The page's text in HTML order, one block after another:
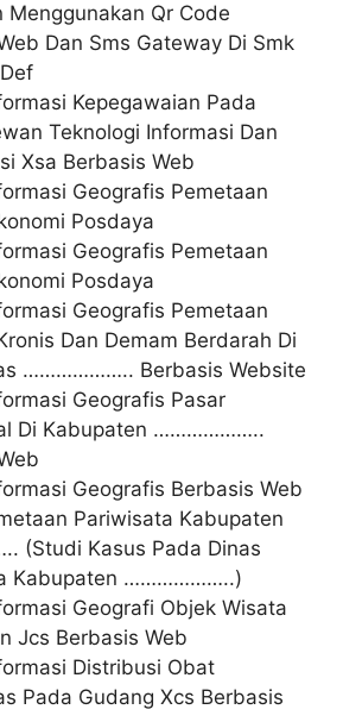
Menggunakan Qr Code
Dan Sms Gateway Di Smk
Kepegawaian Pada
Teknologi Informasi Dan
Xsa Berbasis Web
Geografis Pemetaan
Posdaya
Geografis Pemetaan
Posdaya
Geografis Pemetaan
Dan Demam Berdarah Di
……………….. Berbasis Website
Geografis Pasar
Di Kabupaten ………………..
Geografis Berbasis Web
Pariwisata Kabupaten
Kasus Pada Dinas
Kabupaten ………………..)
Geografi Objek Wisata
Jcs Berbasis Web
Distribusi Obat
Pada Gudang Xcs Berbasis